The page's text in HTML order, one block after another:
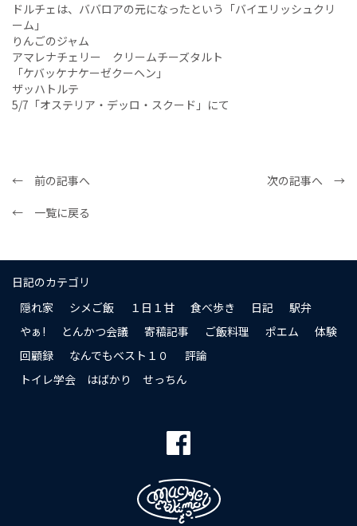
ドルチェは、ババロアの元になったという「バイエリッシュクリ
ーム」
りんごのジャム
アマレナチェリー クリームチーズタルト
「ケバッケナケーゼクーヘン」
ザッハトルテ
5/7 「オステリア・デッロ・スクード」にて
← 前の記事へ
次の記事へ →
← 一覧に戻る
日記のカテゴリ
隠れ家
シメご飯 １日１甘 食べ歩き 日記
駅弁
やぁ!
とんかつ会議 寄稿記事 ご飯料理 ポエム
体験
回顧録
なんでもベスト１０
評論
トイレ学会 はばかり せっちん